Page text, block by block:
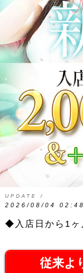
UPDATE /
2026/08/04 02:48
◆入店日から1
従来よ